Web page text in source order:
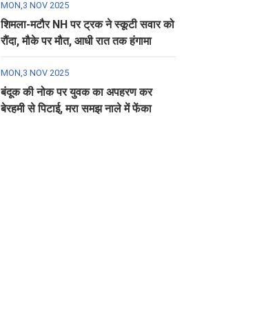
MON,3 NOV 2025
शिमला-मटौर NH पर ट्रक ने स्कूटी सवार को
रौंदा, मौके पर मौत, आधी रात तक हंगामा
MON,3 NOV 2025
बंदूक की नोक पर युवक का अपहरण कर
बेरहमी से पिटाई, मरा समझ नाले में फेंका